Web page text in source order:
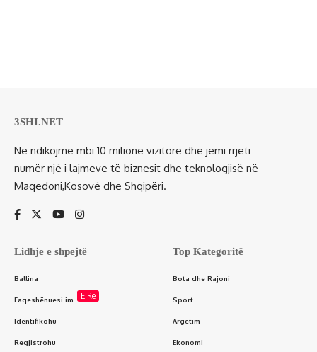
3SHI.NET
Ne ndikojmë mbi 10 milionë vizitorë dhe jemi rrjeti
numër një i lajmeve të biznesit dhe teknologjisë në
Maqedoni,Kosovë dhe Shqipëri.
Lidhje e shpejtë
Ballina
Faqeshënuesi im E Re
Identifikohu
Regjistrohu
Top Kategoritë
Bota dhe Rajoni
Sport
Argëtim
Ekonomi